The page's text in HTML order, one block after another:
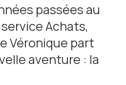
passées au
Achats,
Véronique part
aventure : la